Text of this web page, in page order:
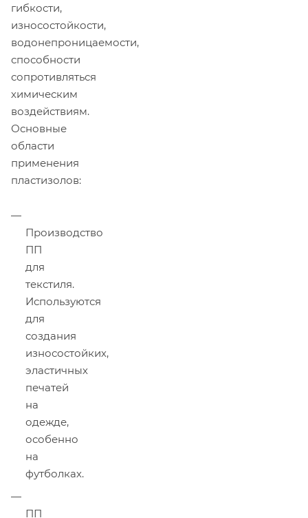
гибкости,
износостойкости,
водонепроницаемости,
способности
сопротивляться
химическим
воздействиям.
Основные
области
применения
пластизолов:
Производство
ПП
для
текстиля.
Используются
для
создания
износостойких,
эластичных
печатей
на
одежде,
особенно
на
футболках.
ПП